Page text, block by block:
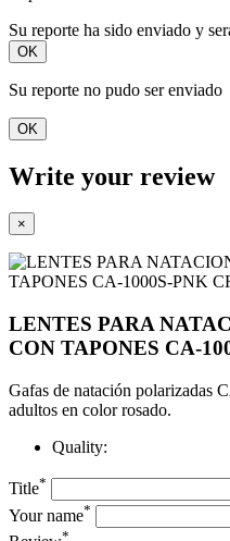
Su reporte ha sido enviado y
OK
Su reporte no pudo ser enviado
OK
Write your review
×
LENTES PARA
CON TAPONES CA-
Gafas de natación polarizadas
adultos en color rosado.
Quality:
Title*
Your name*
*